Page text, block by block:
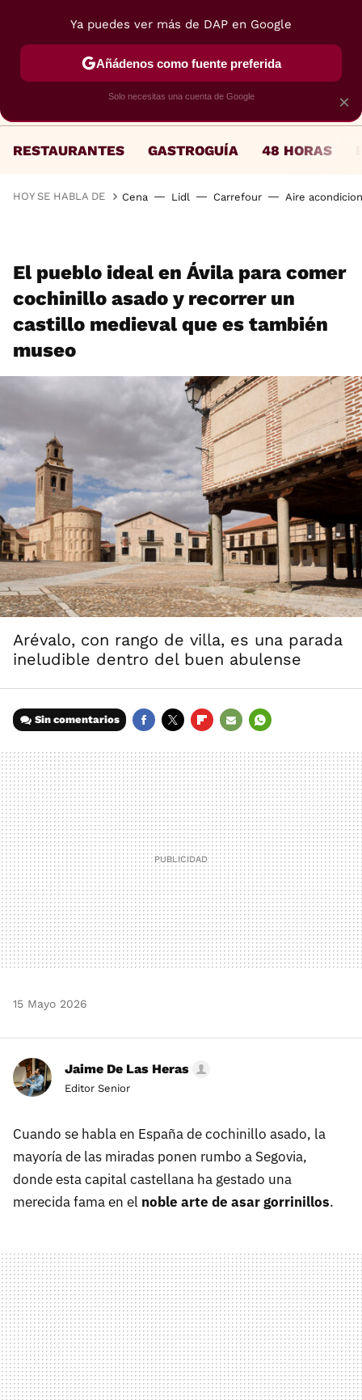
RESTAURANTES GASTROGUÍA 48 HORAS
HOY SE HABLA DE Cena Lidl Carrefour Aire
El pueblo ideal en Ávila para comer
cochinillo asado y recorrer un
castillo medieval que es también
museo
Arévalo, con rango de villa, es una parada
ineludible dentro del buen abulense
Sin comentarios
MAIL
15 Mayo 2026
Jaime De Las Heras
Editor Senior
Cuando se habla en España de cochinillo asado, la
mayoría de las miradas ponen rumbo a Segovia,
donde esta capital castellana ha gestado una
merecida fama en el noble arte de asar gorrinillos.
×
Ya puedes ver más de DAP en Google
Añádenos como fuente preferida
Solo necesitas una cuenta de Google